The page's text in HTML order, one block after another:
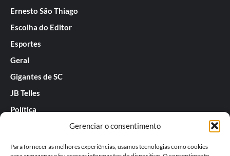
Gerenciar o consentimento
Para fornecer as melhores experiências, usamos tecnologias como cookies
Ernesto São Thiago
Escolha do Editor
Esportes
Geral
Gigantes de SC
JB Telles
Política
Rafael Guarnieri